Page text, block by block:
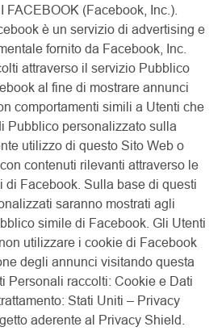
FACEBOOK (Facebook, Inc.).
è un servizio di advertising e
fornito da Facebook, Inc.
attraverso il servizio Pubblico
al fine di mostrare annunci
comportamenti simili a Utenti che
Pubblico personalizzato sulla
utilizzo di questo Sito Web o
contenuti rilevanti attraverso le
di Facebook. Sulla base di questi
saranno mostrati agli
simile di Facebook. Gli Utenti
utilizzare i cookie di Facebook
degli annunci visitando questa
Personali raccolti: Cookie e Dati
Stati Uniti – Privacy
aderente al Privacy Shield.